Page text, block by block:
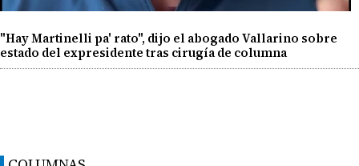
"Hay Martinelli pa' rato", dijo el abogado Vallarino sobre
estado del expresidente tras cirugía de columna